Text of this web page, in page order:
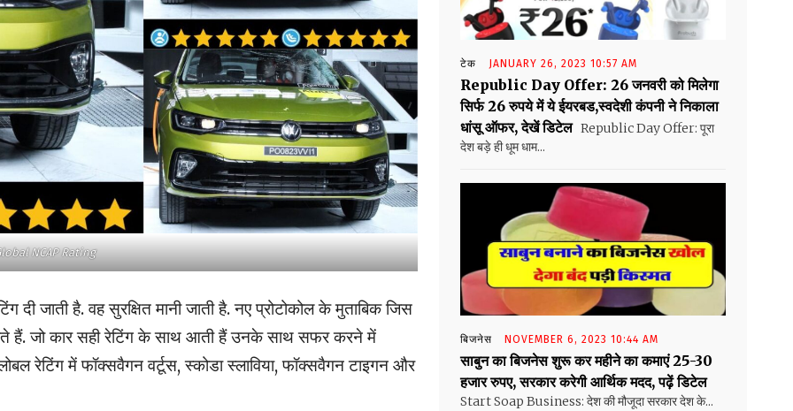
NCAP Rating
जाती है. वह सुरक्षित मानी जाती है. नए प्रोटोकोल के मुताबिक जिस
हैं. जो कार सही रेटिंग के साथ आती हैं उनके साथ सफर करने में
रेटिंग में फॉक्सवैगन वर्टूस, स्कोडा स्लाविया, फॉक्सवैगन टाइगन और
टेक JANUARY 26, 2023 10:57 AM
Republic Day Offer: 26 जनवरी को मिलेगा
सिर्फ 26 रुपये में ये ईयरबड,स्वदेशी कंपनी ने निकाला
धांसू ऑफर, देखें डिटेल Republic Day Offer: पूरा
देश बड़े ही धूम धाम...
बिजनेस NOVEMBER 6, 2023 10:44 AM
साबुन का बिजनेस शुरू कर महीने का कमाएं 25-30
हजार रुपए, सरकार करेगी आर्थिक मदद, पढ़ें डिटेल
Start Soap Business: देश की मौजूदा सरकार देश के...